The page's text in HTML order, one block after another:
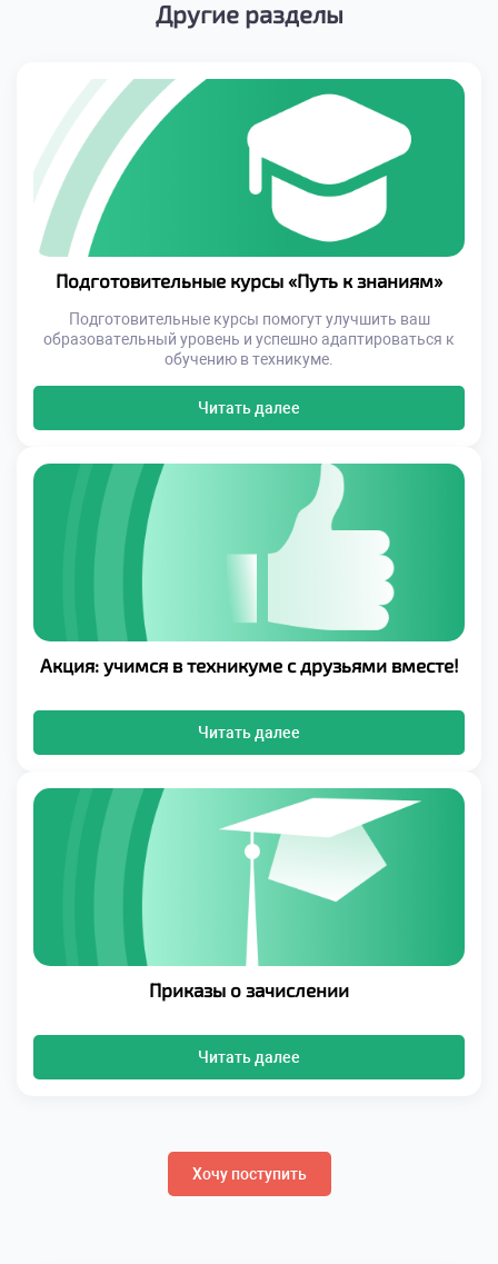
Другие разделы
Подготовительные курсы «Путь к знаниям»
Подготовительные курсы помогут улучшить ваш
образовательный уровень и успешно адаптироваться к
обучению в техникуме.
Читать далее
Акция: учимся в техникуме с друзьями вместе!
Читать далее
Приказы о зачислении
Читать далее
Хочу поступить